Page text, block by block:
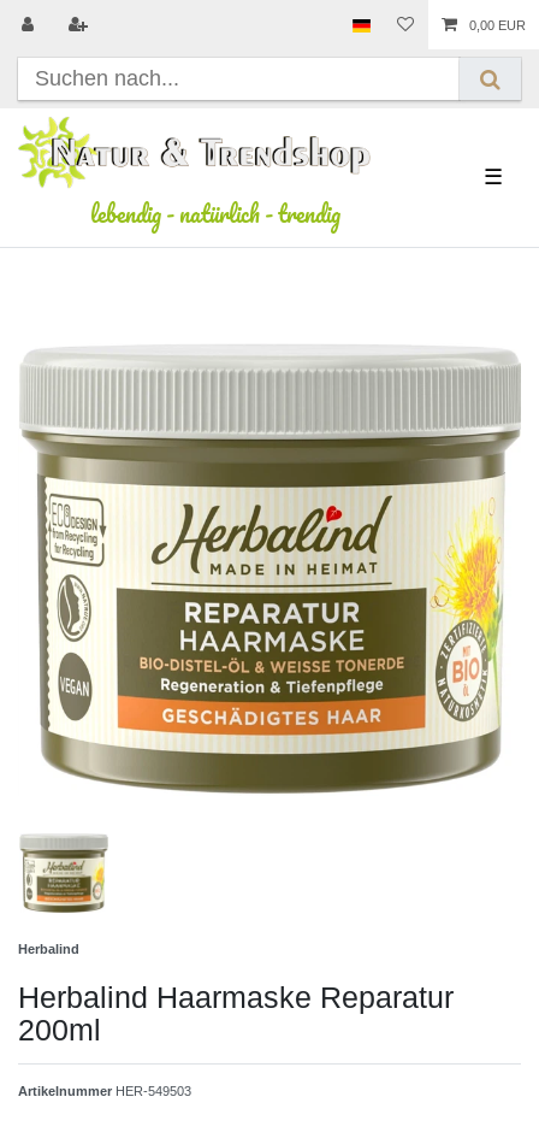
0,00 EUR
lebendig-natürlich-trendig
☰
Herbalind
Herbalind Haarmaske Reparatur
200ml
Artikelnummer HER-549503